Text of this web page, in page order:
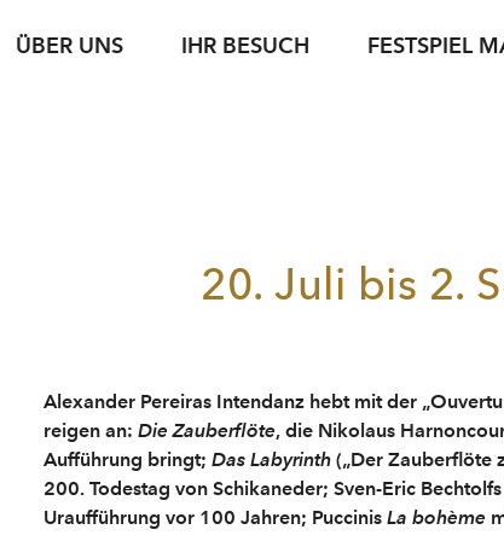
Verfügbare Tickets
Conductors
ÜBER UNS IHR BESUCH FESTSPIEL
20. Juli bis 2.
Alexander Pereiras Intendanz hebt mit der
reigen an: Die Zauberflöte, die Nikolaus
Aufführung bringt; Das Labyrinth („Der Zauberflöte
200. Todestag von Schikaneder; Sven-Eric
Uraufführung vor 100 Jahren; Puccinis La bohème